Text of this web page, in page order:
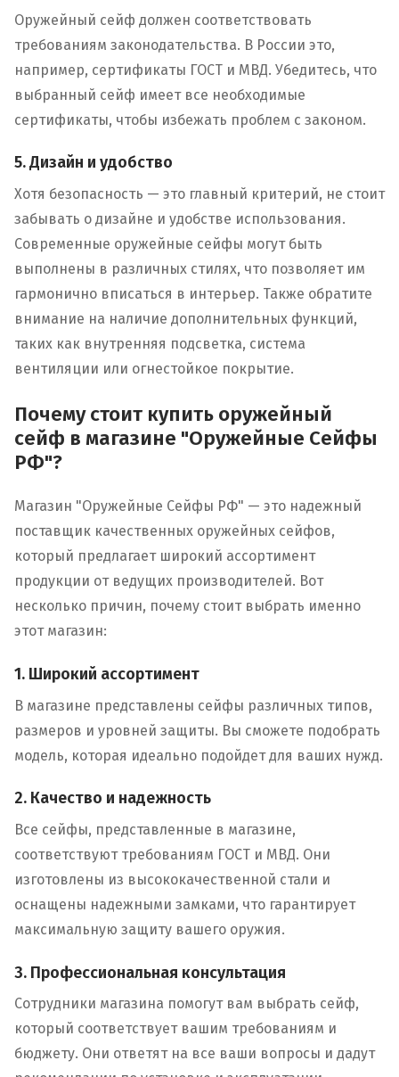
Оружейный сейф должен соответствовать
требованиям законодательства. В России это,
например, сертификаты ГОСТ и МВД. Убедитесь, что
выбранный сейф имеет все необходимые
сертификаты, чтобы избежать проблем с законом.
5. Дизайн и удобство
Хотя безопасность — это главный критерий, не стоит
забывать о дизайне и удобстве использования.
Современные оружейные сейфы могут быть
выполнены в различных стилях, что позволяет им
гармонично вписаться в интерьер. Также обратите
внимание на наличие дополнительных функций,
таких как внутренняя подсветка, система
вентиляции или огнестойкое покрытие.
Почему стоит купить оружейный
сейф в магазине "Оружейные Сейфы
РФ"?
Магазин "Оружейные Сейфы РФ" — это надежный
поставщик качественных оружейных сейфов,
который предлагает широкий ассортимент
продукции от ведущих производителей. Вот
несколько причин, почему стоит выбрать именно
этот магазин:
1. Широкий ассортимент
В магазине представлены сейфы различных типов,
размеров и уровней защиты. Вы сможете подобрать
модель, которая идеально подойдет для ваших нужд.
2. Качество и надежность
Все сейфы, представленные в магазине,
соответствуют требованиям ГОСТ и МВД. Они
изготовлены из высококачественной стали и
оснащены надежными замками, что гарантирует
максимальную защиту вашего оружия.
3. Профессиональная консультация
Сотрудники магазина помогут вам выбрать сейф,
который соответствует вашим требованиям и
бюджету. Они ответят на все ваши вопросы и дадут